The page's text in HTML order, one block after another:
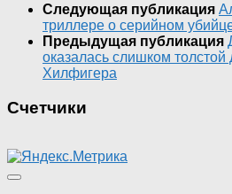
Следующая публикация
триллере о серийном
Предыдущая публикация
оказалась слишком
Хилфигера
Счетчики